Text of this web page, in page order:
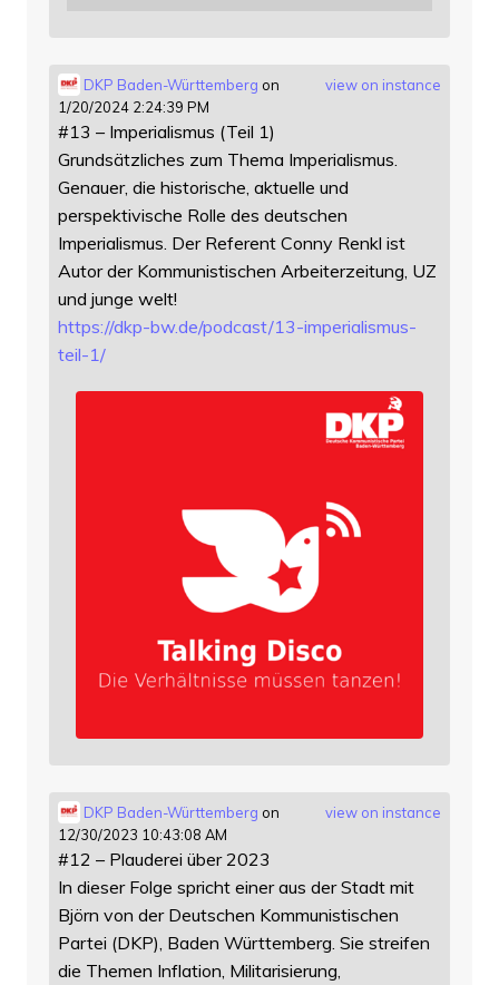
view on instance
DKP Baden-Württemberg on
1/20/2024 2:24:39 PM
#13 – Imperialismus (Teil 1)
Grundsätzliches zum Thema Imperialismus.
Genauer, die historische, aktuelle und
perspektivische Rolle des deutschen
Imperialismus. Der Referent Conny Renkl ist
Autor der Kommunistischen Arbeiterzeitung, UZ
und junge welt!
https://dkp-bw.de/podcast/13-imperialismus-
teil-1/
view on instance
DKP Baden-Württemberg on
12/30/2023 10:43:08 AM
#12 – Plauderei über 2023
In dieser Folge spricht einer aus der Stadt mit
Björn von der Deutschen Kommunistischen
Partei (DKP), Baden Württemberg. Sie streifen
die Themen Inflation, Militarisierung,